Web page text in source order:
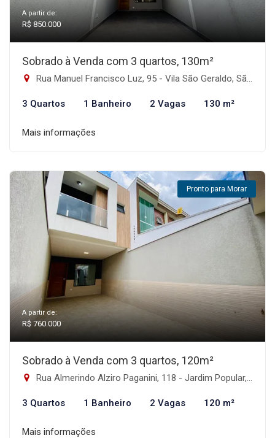
A partir de:
R$ 850.000
Sobrado à Venda com 3 quartos, 130m²
Rua Manuel Francisco Luz, 95 - Vila São Geraldo, São Paulo-SP
3 Quartos 1 Banheiro 2 Vagas 130 m²
Mais informações
Pronto para Morar
A partir de:
R$ 760.000
Sobrado à Venda com 3 quartos, 120m²
Rua Almerindo Alziro Paganini, 118 - Jardim Popular, São Paulo-SP
3 Quartos 1 Banheiro 2 Vagas 120 m²
Mais informações